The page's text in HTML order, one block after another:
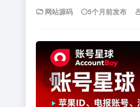
网站源码 5个月前发布
‹